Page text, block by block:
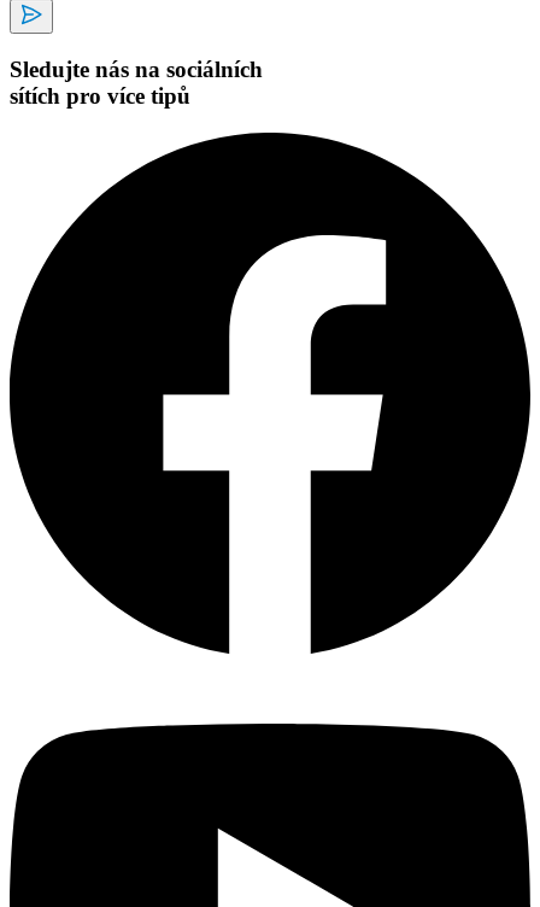
Sledujte nás na sociálních
sítích pro více tipů